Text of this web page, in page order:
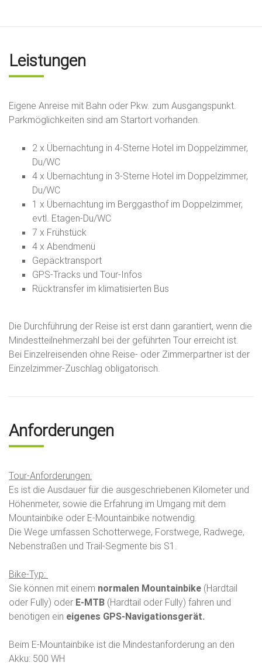
Leistungen
Eigene Anreise mit Bahn oder Pkw. zum Ausgangspunkt.
Parkmöglichkeiten sind am Startort vorhanden.
2 x Übernachtung in 4-Sterne Hotel im Doppelzimmer,
Du/WC
4 x Übernachtung in 3-Sterne Hotel im Doppelzimmer,
Du/WC
1 x Übernachtung im Berggasthof im Doppelzimmer,
evtl. Etagen-Du/WC
7 x Frühstück
4 x Abendmenü
Gepäcktransport
GPS-Tracks und Tour-Infos
Rücktransfer im klimatisierten Bus
Die Durchführung der Reise ist erst dann garantiert, wenn die
Mindestteilnehmerzahl bei der geführten Tour erreicht ist.
Bei Einzelreisenden ohne Reise- oder Zimmerpartner ist der
Einzelzimmer-Zuschlag obligatorisch.
Anforderungen
Tour-Anforderungen:
Es ist die Ausdauer für die ausgeschriebenen Kilometer und
Höhenmeter, sowie die Erfahrung im Umgang mit dem
Mountainbike oder E-Mountainbike notwendig.
Die Wege umfassen Schotterwege, Forstwege, Radwege,
Nebenstraßen und Trail-Segmente bis S1.
Bike-Typ:
Sie können mit einem normalen Mountainbike (Hardtail
oder Fully) oder E-MTB (Hardtail oder Fully) fahren und
benötigen ein eigenes GPS-Navigationsgerät.
Beim E-Mountainbike ist die Mindestanforderung an den
Akku: 500 WH